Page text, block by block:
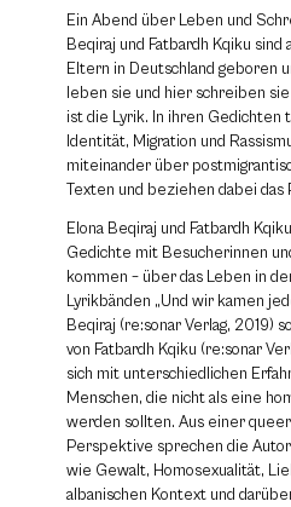
Ein Abend über Leben und
Beqiraj und Fatbardh Kqiku sind
Eltern in Deutschland geboren
leben sie und hier schreiben
ist die Lyrik. In ihren Gedichten
Identität, Migration und
miteinander über
Texten und beziehen dabei das
Elona Beqiraj und Fatbardh
Gedichte mit Besucherinnen
kommen – über das Leben in
Lyrikbänden „Und wir kamen
Beqiraj (re:sonar Verlag, 2019)
von Fatbardh Kqiku (re:sonar
sich mit unterschiedlichen
Menschen, die nicht als eine
werden sollten. Aus einer
Perspektive sprechen die
wie Gewalt, Homosexualität,
albanischen Kontext und